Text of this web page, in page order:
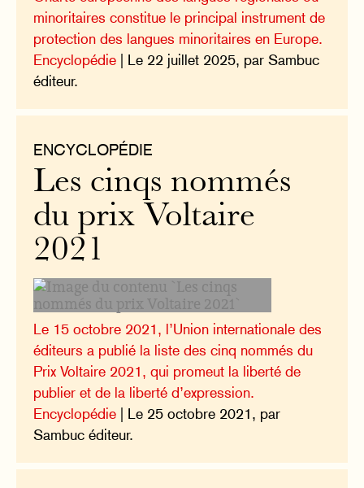
minoritaires constitue le principal instrument de
protection des langues minoritaires en Europe.
Encyclopédie | Le 22 juillet 2025, par Sambuc
éditeur.
ENCYCLOPÉDIE
Les cinqs nommés
du prix Voltaire
2021
Le 15 octobre 2021, l’Union internationale des
éditeurs a publié la liste des cinq nommés du
Prix Voltaire 2021, qui promeut la liberté de
publier et de la liberté d’expression.
Encyclopédie | Le 25 octobre 2021, par
Sambuc éditeur.